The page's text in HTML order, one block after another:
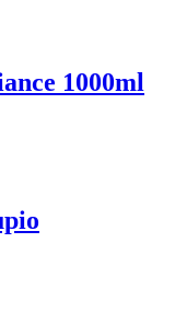
1000ml